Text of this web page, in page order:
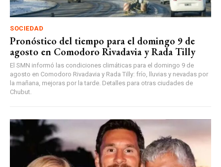
SOCIEDAD
Pronóstico del tiempo para el domingo 9 de
agosto en Comodoro Rivadavia y Rada Tilly
El SMN informó las condiciones climáticas para el domingo 9 de
agosto en Comodoro Rivadavia y Rada Tilly: frío, lluvias y nevadas por
la mañana, mejoras por la tarde. Detalles para otras ciudades de
Chubut.